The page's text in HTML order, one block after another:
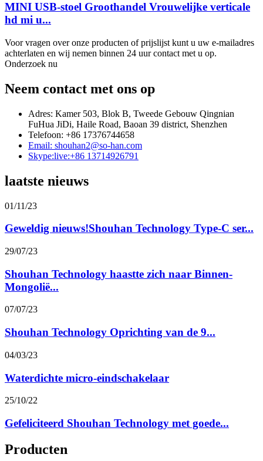
MINI USB-stoel Groothandel Vrouwelijke verticale
hd mi u...
Voor vragen over onze producten of prijslijst kunt u uw e-mailadres
achterlaten en wij nemen binnen 24 uur contact met u op.
Onderzoek nu
Neem contact met ons op
Adres: Kamer 503, Blok B, Tweede Gebouw Qingnian
FuHua JiDi, Haile Road, Baoan 39 district, Shenzhen
Telefoon: +86 17376744658
Email: shouhan2@so-han.com
Skype:live:+86 13714926791
laatste nieuws
01/11/23
Geweldig nieuws!Shouhan Technology Type-C ser...
29/07/23
Shouhan Technology haastte zich naar Binnen-
Mongolië...
07/07/23
Shouhan Technology Oprichting van de 9...
04/03/23
Waterdichte micro-eindschakelaar
25/10/22
Gefeliciteerd Shouhan Technology met goede...
Producten